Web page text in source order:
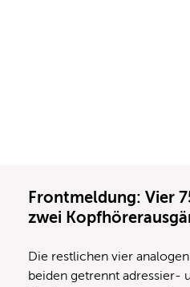
Frontmeldung: Vier
zwei
Die restlichen vier
beiden getrennt adressier-